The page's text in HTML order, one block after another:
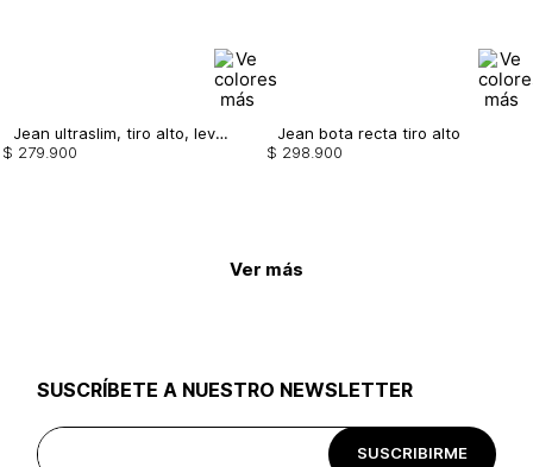
Jean ultraslim, tiro alto, levanta cola
$ 279 900
Jean bota recta tiro alto
$ 298 900
Ver más
SUSCRÍBETE A NUESTRO NEWSLETTER
SUSCRIBIRME